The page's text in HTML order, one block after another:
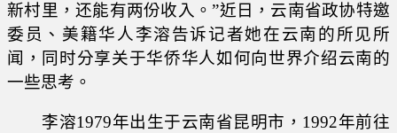
新村里，还能有两份收入。”近日，云南省政协特邀
委员、美籍华人李溶告诉记者她在云南的所见所
闻，同时分享关于华侨华人如何向世界介绍云南的
一些思考。
李溶1979年出生于云南省昆明市，1992年前往